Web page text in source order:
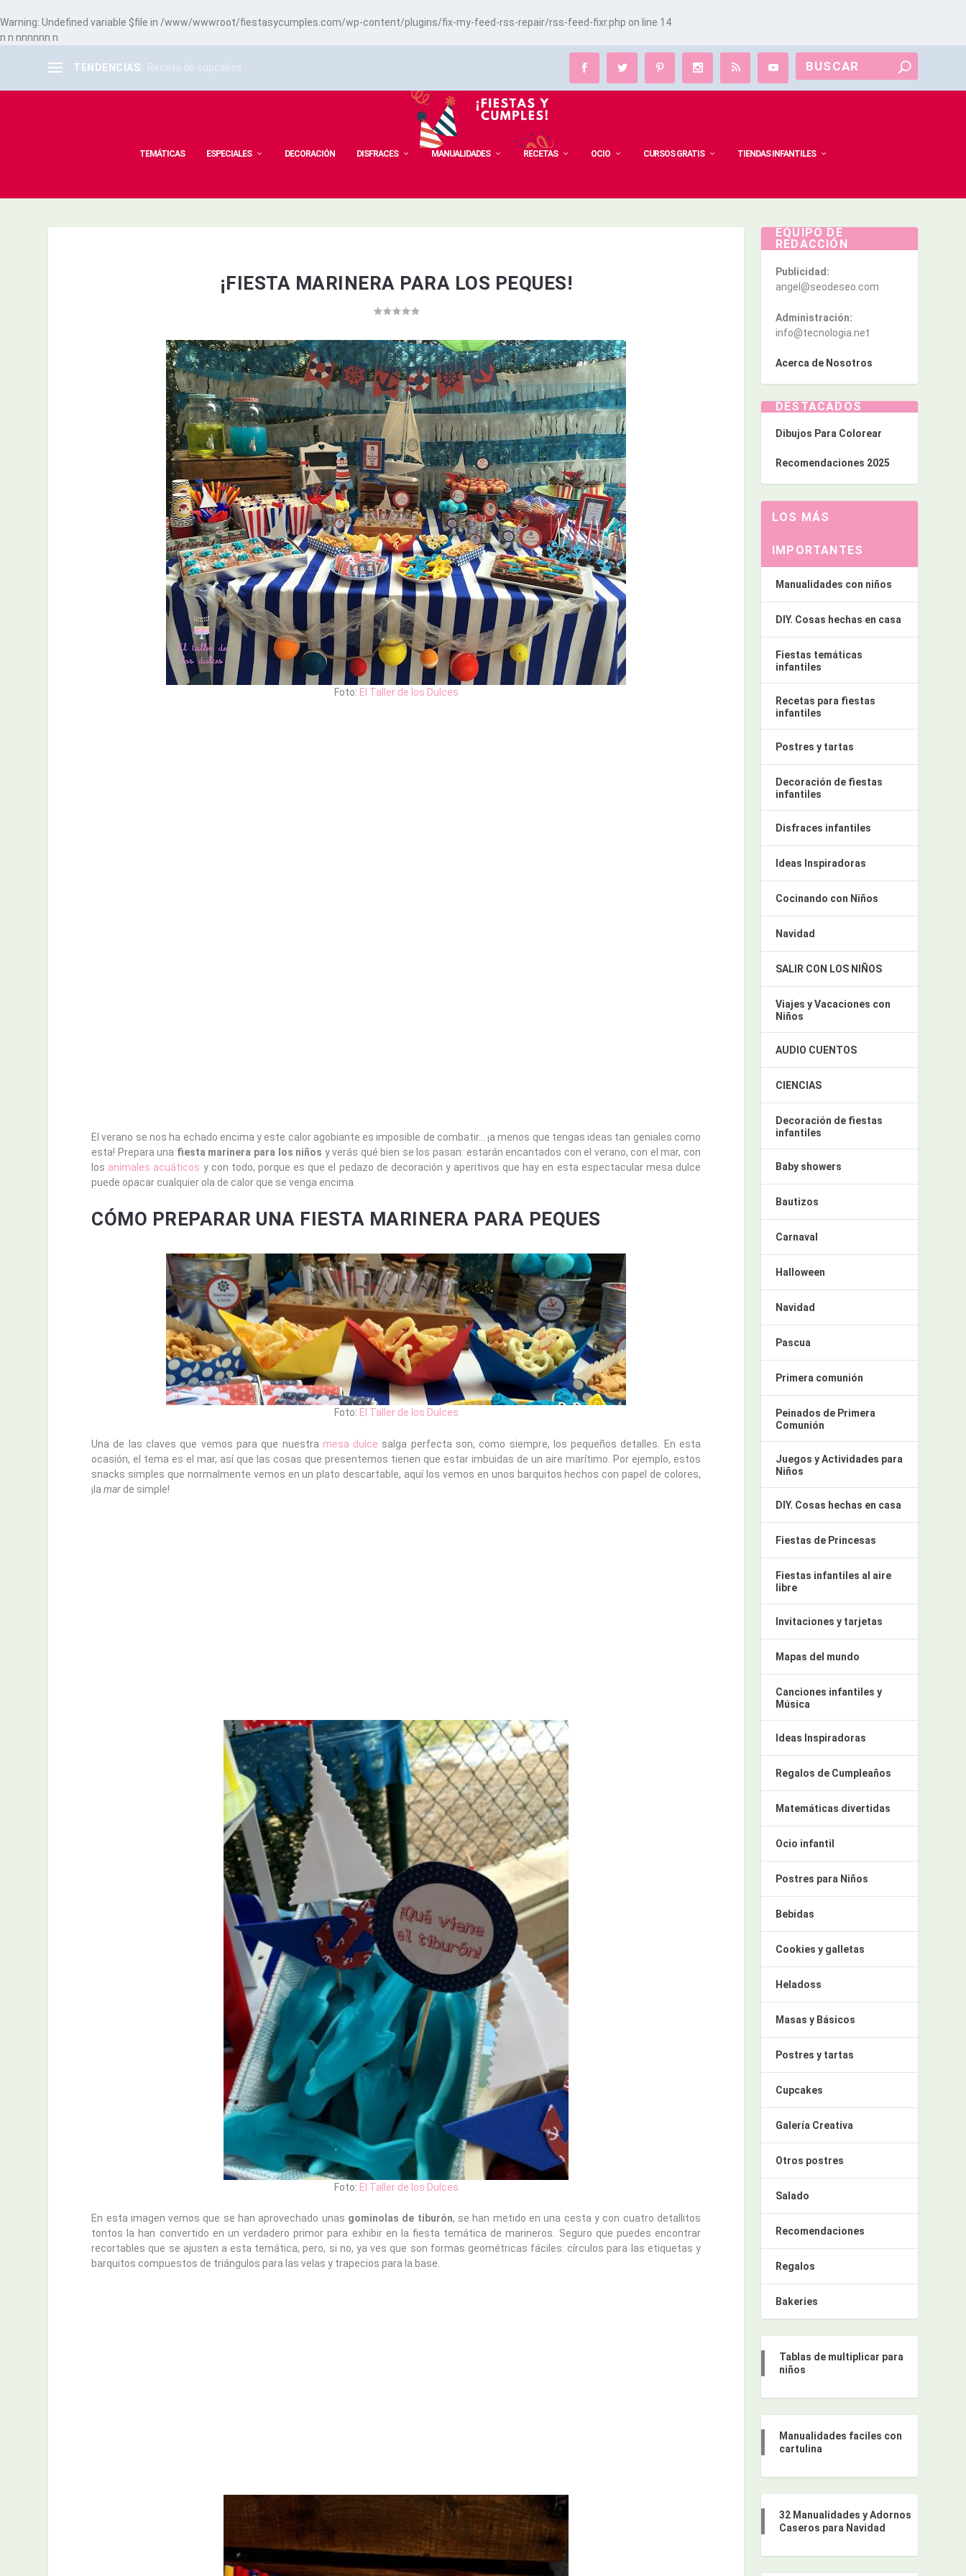
Warning: Undefined variable $file in /www/wwwroot/fiestasycumples.com/wp-content/plugins/fix-my-feed-rss-repair/rss-feed-fixr.php on line 14
n n nnnnnn n
TENDENCIAS: Receta de cupcakes
TEMÁTICAS ESPECIALES DECORACIÓN DISFRACES MANUALIDADES RECETAS OCIO CURSOS GRATIS TIENDAS INFANTILES
¡FIESTA MARINERA PARA LOS PEQUES!
Foto: El Taller de los Dulces
El verano se nos ha echado encima y este calor agobiante es imposible de combatir… ¡a menos que tengas ideas tan geniales como
esta! Prepara una fiesta marinera para los niños y verás qué bien se los pasan: estarán encantados con el verano, con el mar, con
los animales acuáticos y con todo, porque es que el pedazo de decoración y aperitivos que hay en esta espectacular mesa dulce
puede opacar cualquier ola de calor que se venga encima.
CÓMO PREPARAR UNA FIESTA MARINERA PARA PEQUES
Foto: El Taller de los Dulces
Una de las claves que vemos para que nuestra mesa dulce salga perfecta son, como siempre, los pequeños detalles. En esta
ocasión, el tema es el mar, así que las cosas que presentemos tienen que estar imbuidas de un aire marítimo. Por ejemplo, estos
snacks simples que normalmente vemos en un plato descartable, aquí los vemos en unos barquitos hechos con papel de colores,
¡la mar de simple!
Foto: El Taller de los Dulces
En esta imagen vemos que se han aprovechado unas gominolas de tiburón, se han metido en una cesta y con cuatro detallitos
tontos la han convertido en un verdadero primor para exhibir en la fiesta temática de marineros. Seguro que puedes encontrar
recortables que se ajusten a esta temática, pero, si no, ya ves que son formas geométricas fáciles: círculos para las etiquetas y
barquitos compuestos de triángulos para las velas y trapecios para la base.
EQUIPO DE
REDACCIÓN
Publicidad:
angel@seodeseo.com
Administración:
info@tecnologia.net
Acerca de Nosotros
DESTACADOS
Dibujos Para Colorear
Recomendaciones 2025
LOS MÁS
IMPORTANTES
Manualidades con niños
DIY. Cosas hechas en casa
Fiestas temáticas
infantiles
Recetas para fiestas
infantiles
Postres y tartas
Decoración de fiestas
infantiles
Disfraces infantiles
Ideas Inspiradoras
Cocinando con Niños
Navidad
SALIR CON LOS NIÑOS
Viajes y Vacaciones con
Niños
AUDIO CUENTOS
CIENCIAS
Decoración de fiestas
infantiles
Baby showers
Bautizos
Carnaval
Halloween
Navidad
Pascua
Primera comunión
Peinados de Primera
Comunión
Juegos y Actividades para
Niños
DIY. Cosas hechas en casa
Fiestas de Princesas
Fiestas infantiles al aire
libre
Invitaciones y tarjetas
Mapas del mundo
Canciones infantiles y
Música
Ideas Inspiradoras
Regalos de Cumpleaños
Matemáticas divertidas
Ocio infantil
Postres para Niños
Bebidas
Cookies y galletas
Heladoss
Masas y Básicos
Postres y tartas
Cupcakes
Galería Creativa
Otros postres
Salado
Recomendaciones
Regalos
Bakeries
Tablas de multiplicar para
niños
Manualidades faciles con
cartulina
32 Manualidades y Adornos
Caseros para Navidad